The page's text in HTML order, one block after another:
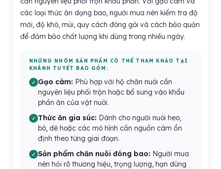
các loại thức ăn dạng bao, người mua nên kiểm tra độ
mới, độ khô, mùi, quy cách đóng gói và cách bảo quản
để đảm bảo chất lượng khi dùng trong nhiều ngày.
NHỮNG NHÓM SẢN PHẨM CÓ THỂ THAM KHẢO TẠI
KHÁNH TUYẾT BAO GỒM:
Gạo cám: Phù hợp với hộ chăn nuôi cần
nguyên liệu phối trộn hoặc bổ sung vào khẩu
phần ăn của vật nuôi.
Thức ăn gia súc: Dành cho người nuôi heo,
bò, dê hoặc các mô hình cần nguồn cám ổn
định theo từng giai đoạn.
Sản phẩm chăn nuôi đóng bao: Người mua
nên hỏi rõ thương hiệu, trọng lượng, hạn dùng